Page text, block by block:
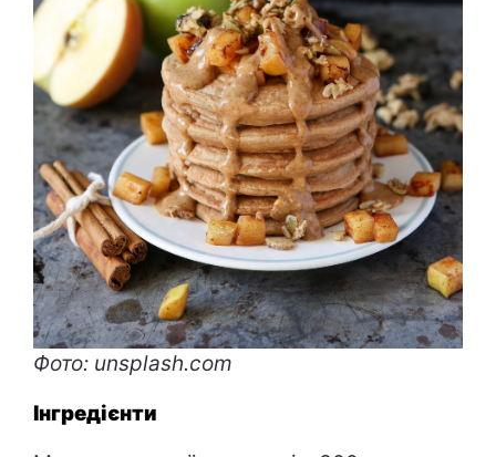
Фото: unsplash.com
Інгредієнти